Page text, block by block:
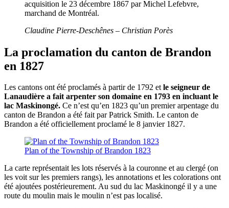
acquisition le 23 décembre 1867 par Michel Lefebvre,
marchand de Montréal.
Claudine Pierre-Deschênes – Christian Porès
La proclamation du canton de Brandon
en 1827
Les cantons ont été proclamés à partir de 1792 etle seigneur de
Lanaudière a fait arpenter son domaine en 1793 en incluant le
lac Maskinongé. Ce n’est qu’en 1823 qu’un premier arpentage du
canton de Brandon a été fait par Patrick Smith. Le canton de
Brandon a été officiellement proclamé le 8 janvier 1827.
Plan of the Township of Brandon 1823
La carte représentait les lots réservés à la couronne et au clergé (on
les voit sur les premiers rangs), les annotations et les colorations ont
été ajoutées postérieurement. Au sud du lac Maskinongé il y a une
route du moulin mais le moulin n’est pas localisé.